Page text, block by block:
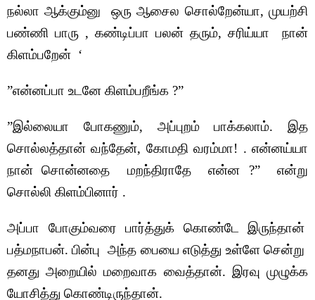
நல்லா ஆக்கும்னு ஒரு ஆசைல சொல்றேன்யா, முயற்சி
பண்ணி பாரு , கண்டிப்பா பலன் தரும், சரிய்யா நான்
கிளம்பறேன் ‘
”என்னப்பா உடனே கிளம்பறீங்க ?”
”இல்லையா போகணும், அப்புறம் பாக்கலாம். இத
சொல்லத்தான் வந்தேன், கோமதி வரம்மா! . என்னய்யா
நான் சொன்னதை மறந்திராதே என்ன ?” என்று
சொல்லி கிளம்பினார் .
அப்பா போகும்வரை பார்த்துக் கொண்டே இருந்தான்
பத்மநாபன். பின்பு அந்த பையை எடுத்து உள்ளே சென்று
தனது அறையில் மறைவாக வைத்தான். இரவு முழுக்க
யோசித்து கொண்டிருந்தான்.